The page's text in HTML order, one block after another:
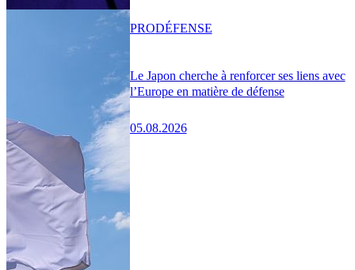
Le Japon cherche à renforcer ses liens avec
l’Europe en matière de défense
05.08.2026
PRODÉFENSE